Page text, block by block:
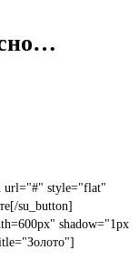
url="#" style="flat"
su_button]
shadow="1px